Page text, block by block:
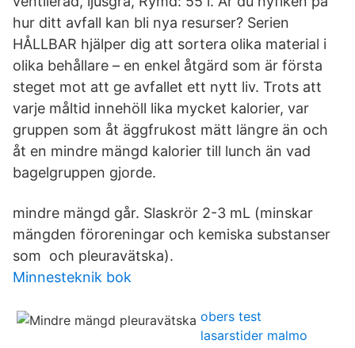
hur ditt avfall kan bli nya resurser? Serien
HÅLLBAR hjälper dig att sortera olika material i
olika behållare – en enkel åtgärd som är första
steget mot att ge avfallet ett nytt liv. Trots att
varje måltid innehöll lika mycket kalorier, var
gruppen som åt äggfrukost mätt längre än och
åt en mindre mängd kalorier till lunch än vad
bagelgruppen gjorde.
mindre mängd går. Slaskrör 2-3 mL (minskar
mängden föroreningar och kemiska substanser
som och pleuravätska).
Minnesteknik bok
obers test
lasarstider malmo